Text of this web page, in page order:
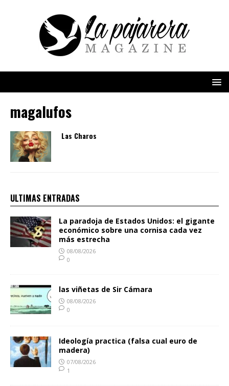
magalufos
Las Charos
ULTIMAS ENTRADAS
La paradoja de Estados Unidos: el gigante
económico sobre una cornisa cada vez
más estrecha
08/08/2026
0
las viñetas de Sir Cámara
08/08/2026
0
Ideología practica (falsa cual euro de
madera)
07/08/2026
1